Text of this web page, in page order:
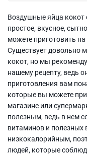
Воздушные яйца кокот
простое, вкусное,
можете приготовить
Существует довольно
кокот, но мы
нашему рецепту, ведь
приготовления вам
которые вы можете
магазине или
полезным, ведь в нем
витаминов и полезных
низкокалорийным,
людей, которые